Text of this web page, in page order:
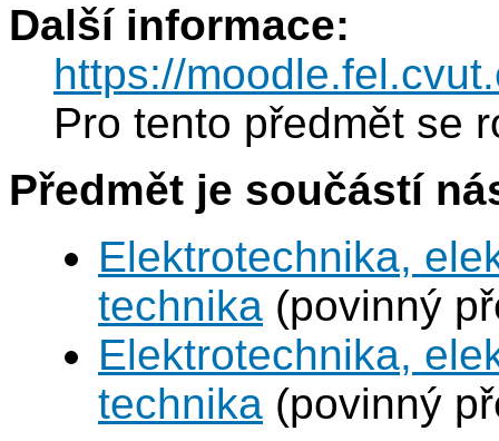
Další informace:
https://
Pro tento předmět se
Předmět je součástí
Elektrotechnika,
technika (povinný
Elektrotechnika,
technika (povinný